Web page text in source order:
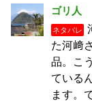
ゴリ人
ネタバレ
た河﨑
品。こ
ている
ます。